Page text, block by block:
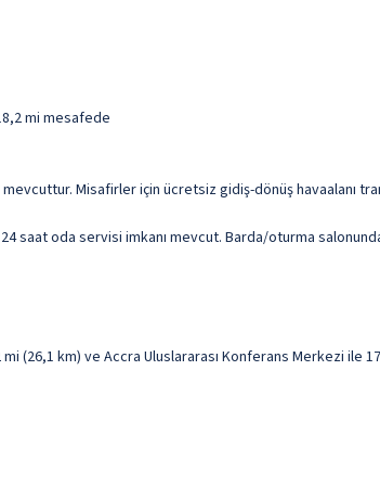
mi mesafede
Misafirler için ücretsiz gidiş-dönüş havaalanı
saat oda servisi imkanı mevcut. Barda/oturma
(26,1 km) ve Accra Uluslararası Konferans Merkezi ile